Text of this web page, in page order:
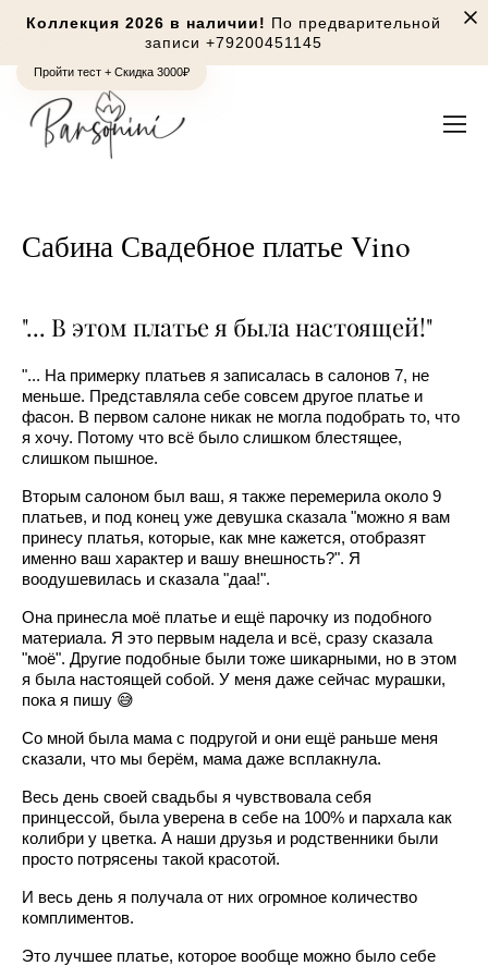
Пройти тест + Скидка 3000₽
Коллекция 2026 в наличии! По предварительной
записи +79200451145
Сабина Свадебное платье Vino
"... В этом платье я была настоящей!"
"... На примерку платьев я записалась в салонов 7, не
меньше. Представляла себе совсем другое платье и
фасон. В первом салоне никак не могла подобрать то, что
я хочу. Потому что всё было слишком блестящее,
слишком пышное.
Вторым салоном был ваш, я также перемерила около 9
платьев, и под конец уже девушка сказала "можно я вам
принесу платья, которые, как мне кажется, отобразят
именно ваш характер и вашу внешность?". Я
воодушевилась и сказала "даа!".
Она принесла моё платье и ещё парочку из подобного
материала. Я это первым надела и всё, сразу сказала
"моё". Другие подобные были тоже шикарными, но в этом
я была настоящей собой. У меня даже сейчас мурашки,
пока я пишу 😅
Со мной была мама с подругой и они ещё раньше меня
сказали, что мы берём, мама даже всплакнула.
Весь день своей свадьбы я чувствовала себя
принцессой, была уверена в себе на 100% и пархала как
колибри у цветка. А наши друзья и родственники были
просто потрясены такой красотой.
И весь день я получала от них огромное количество
комплиментов.
Это лучшее платье, которое вообще можно было себе